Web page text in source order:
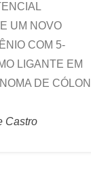
UM NOVO
COM 5-
LIGANTE EM
DE CÓLON
Castro